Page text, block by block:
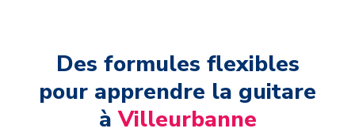
Des formules flexibles
pour apprendre la guitare
àVilleurbanne